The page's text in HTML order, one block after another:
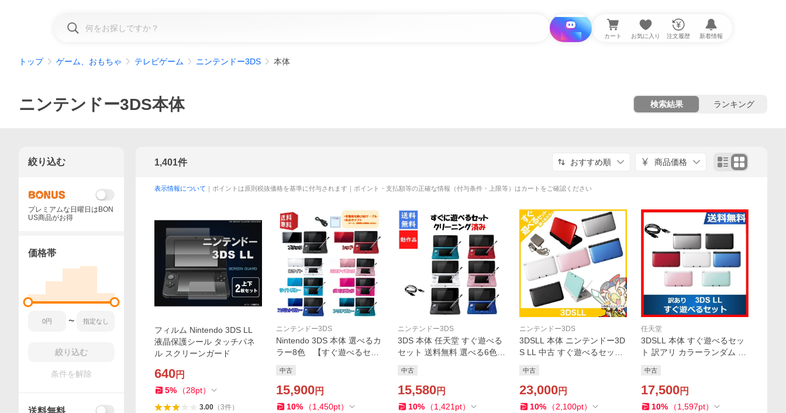
i と探す カート お気に入り 注文履歴 新着情報
トップ ゲーム、おもちゃ テレビゲーム ニンテンドー3DS 本体
ニンテンドー3DS本体 検索結果 ランキング
1,401件 おすすめ順 商品価格
表示情報について ｜ポイントは原則税抜価格を基準に付与されます｜ポイント・支払額等の正確な情報（付与条件・上限等）はカートをご確認ください
フィルム Nintendo 3DS LL
液晶保護シール タッチパネ
ル スクリーンガード
640円
5% （28pt）
3.00（3件）
ニンテンドー3DS
Nintendo 3DS 本体 選べるカ
ラー8色 【すぐ遊べるセッ
ソフト付 ★レビューでプレ
ゼントキャンペーン実施中★
中古
15,900円
10% （1,450pt）
ニンテンドー3DS
3DS 本体 任天堂 すぐ遊べる
セット 送料無料 選べる6色
中古
15,580円
10% （1,421 pt）
ニンテンドー3DS
3DSLL 本体 ニンテンドー3D
S LL 中古 すぐ遊べるセット
中古
23,000円
10% （2,100pt）
任天堂
3DSLL 本体 すぐ遊べるセッ
ト 訳アリ カラーランダム ニ
中古
17,500円
10% （1,597pt）
絞り込む
プレミアムな日曜日はBON
US商品がお得
価格帯
〜
絞り込む
条件を解除
送料無料